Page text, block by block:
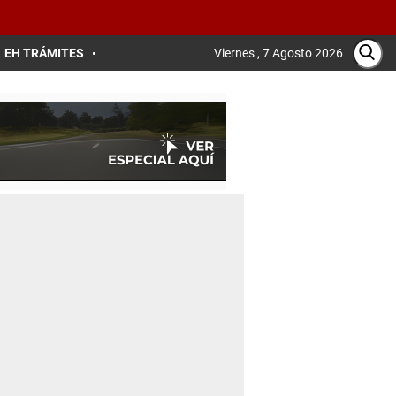
EH TRÁMITES Viernes , 7 Agosto 2026